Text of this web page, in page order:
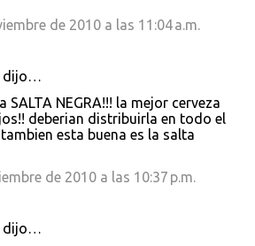
de 2010 a las 11:04 a.m.
dijo…
SALTA NEGRA!!! la mejor cerveza
deberian distribuirla en todo el
esta buena es la salta
de 2010 a las 10:37 p.m.
dijo…